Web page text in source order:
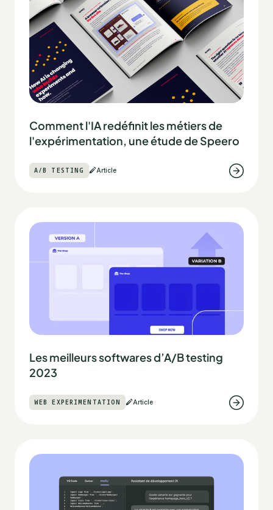
Comment l'IA redéfinit les métiers de
l'expérimentation, une étude de Speero
A/B TESTING Article
Les meilleurs softwares d’A/B testing
2023
WEB EXPERIMENTATION Article